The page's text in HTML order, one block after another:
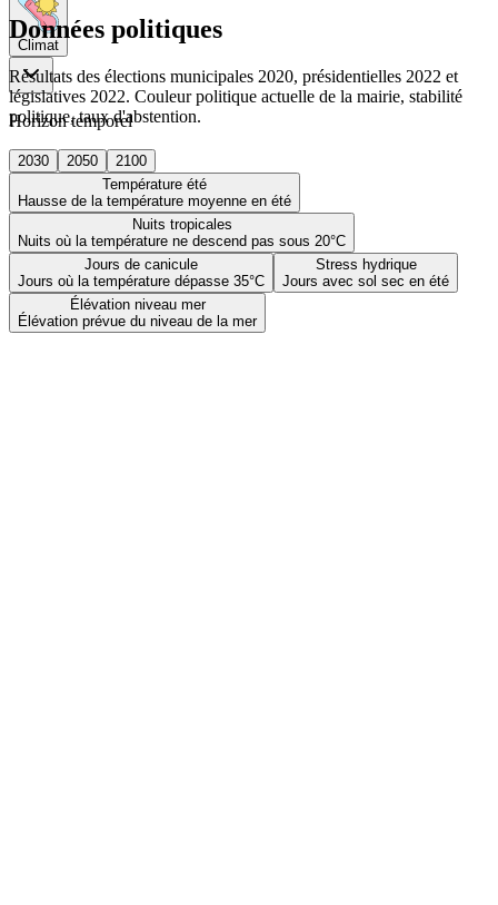
Climat
Horizon temporel
2030 2050
2100
Température été
Hausse de la température moyenne en été
Nuits tropicales
Nuits où la température ne descend pas sous 20°C
Jours de canicule
Jours où la température dépasse 35°C
Stress hydrique
Jours avec sol sec en été
Élévation niveau mer
Élévation prévue du niveau de la mer
Données politiques
Résultats des élections municipales 2020, présidentielles 2022 et
législatives 2022. Couleur politique actuelle de la mairie, stabilité
politique, taux d'abstention.